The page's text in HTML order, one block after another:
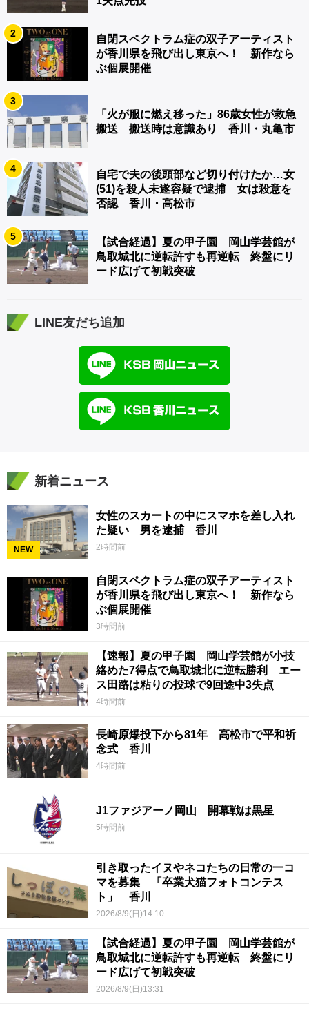
2
自閉スペクトラム症の双子アーティスト
が香川県を飛び出し東京へ！ 新作なら
ぶ個展開催
3
「火が服に燃え移った」86歳女性が救急
搬送 搬送時は意識あり 香川・丸亀市
4
自宅で夫の後頭部など切り付けたか…女
(51)を殺人未遂容疑で逮捕 女は殺意を
否認 香川・高松市
5
【試合経過】夏の甲子園 岡山学芸館が
鳥取城北に逆転許すも再逆転 終盤にリ
ード広げて初戦突破
LINE友だち追加
新着ニュース
NEW
女性のスカートの中にスマホを差し入れ
た疑い 男を逮捕 香川
2時間前
自閉スペクトラム症の双子アーティスト
が香川県を飛び出し東京へ！ 新作なら
ぶ個展開催
3時間前
【速報】夏の甲子園 岡山学芸館が小技
絡めた7得点で鳥取城北に逆転勝利 エー
ス田路は粘りの投球で9回途中3失点
4時間前
長崎原爆投下から81年 高松市で平和祈
念式 香川
4時間前
J1ファジアーノ岡山 開幕戦は黒星
5時間前
引き取ったイヌやネコたちの日常の一コ
マを募集 「卒業犬猫フォトコンテス
ト」 香川
2026/8/9(日)14:10
【試合経過】夏の甲子園 岡山学芸館が
鳥取城北に逆転許すも再逆転 終盤にリ
ード広げて初戦突破
2026/8/9(日)13:31